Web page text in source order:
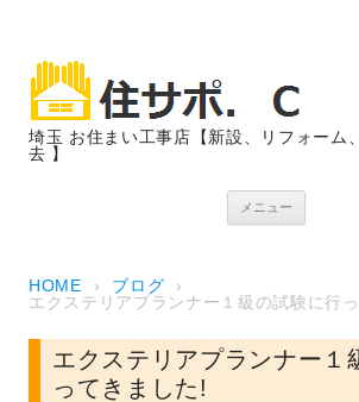
埼玉 お住まい工事店【新設、リフォーム
去 】
メニュー
HOME › ブログ
›
エクステリアプランナー１級の試験に行
エクステリアプランナー１
ってきました!